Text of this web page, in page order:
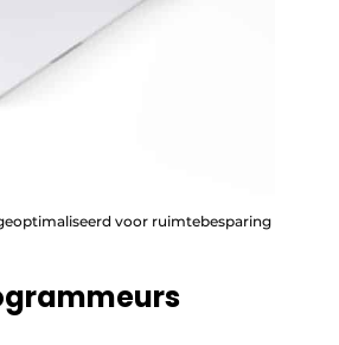
voor ruimtebesparing